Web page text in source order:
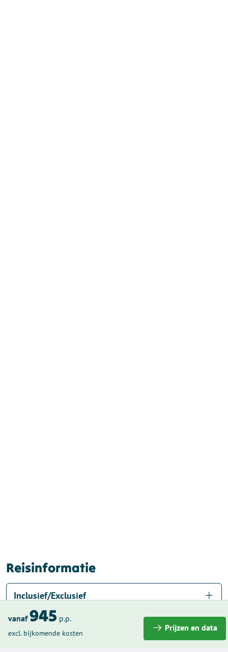
vanaf 945 p.p.
excl. bijkomende kosten
Prijzen en data
Reisinformatie
Inclusief/Exclusief
Extra informatie